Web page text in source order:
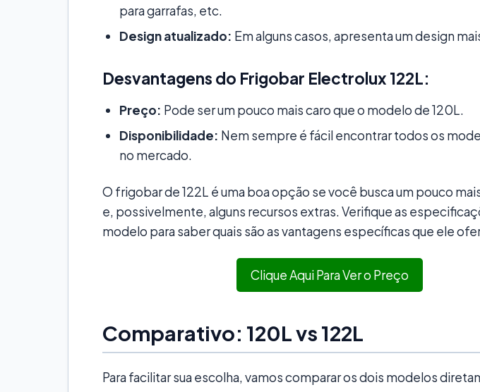
para garrafas, etc.
Design atualizado: Em alguns casos, apresenta um design
Desvantagens do Frigobar Electrolux 122L:
Preço: Pode ser um pouco mais caro que o modelo de 120L.
Disponibilidade: Nem sempre é fácil encontrar todos os
no mercado.
O frigobar de 122L é uma boa opção se você busca um pouco
e, possivelmente, alguns recursos extras. Verifique as
modelo para saber quais são as vantagens específicas que ele
Clique Aqui Para Ver o Preço
Comparativo: 120L vs 122L
Para facilitar sua escolha, vamos comparar os dois modelos